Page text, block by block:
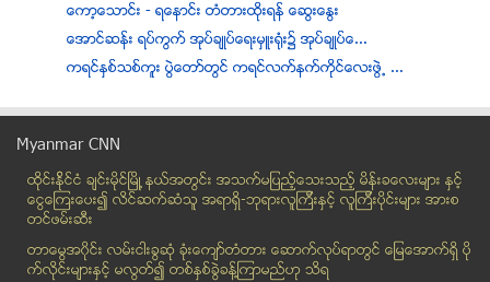
ေကာ့ေသာင္း - ရေနာင္း တံတားထိုးရန္ ေဆြးေႏြး
ေအာင္ဆန္း ရပ္ကြက္ အုပ္ခ်ဳပ္ေရးမွဴး႐ုံး၌ အုပ္ခ်ဳပ္ေ...
ကရင္ႏွစ္သစ္ကူး ပြဲေတာ္တြင္ ကရင္လက္နက္ကိုင္ေလးဖြဲ႕ ...
ျမန္မာမွ ခိုး၀င္သူ ၁၉ ဦး ဘဂၤလာေဒခ်္႕ကေန ျပန္ပို႕
အိပ္ေမာက်ခ်ိန္မွာ ေဟာက္တာဟာ က်န္းမာေရးအတြက္ မေကာင္းပါ
ေကတုမတီ ၿမိဳ႕တည္နန္းတည္ ၅၀၃ ႏွစ္ျပည့္ပြဲ က်င္းပ
လာမည့္ႏွစ္ ရန္ပုံေငြ စီမံခ်က္အတြက္ ယူ႐ိုသိန္း ၁၈၀ ...
မစ္ဆူဘီရွီ ဥကၠ႒ႏွင့္ ဂ်ပန္လုပ္ငန္းရွင္ ၆၀ ခန္႔ ျမန...
Myanmar CNN
ထိုင္းနို္င္ငံ ခ်င္းမိုင္ျမိဳ ့နယ္အတြင္း အသက္မျပည့္ေသးသည့္ မိန္းခေလးမ်ား နွင့္
ေငြေၾကးေပး၍ လိင္ဆက္ဆံသူ အရာရွိ-ဘုရားလူၾကီးနွင့္ လူၾကီးပိုင္းမ်ား အားစ
တင္ဖမ္းဆီး
တာေမြအ၀ိုင္း လမ္းငါးခြဆံု ခံုးေက်ာ္တံတား ေဆာက္လုပ္ရာတြင္ ေျမေအာက္ရွိ ပို
က္လိုင္းမ်ားႏွင့္ မလြတ္၍ တစ္ႏွစ္ခြဲခန္႔ၾကာမည္ဟု သိရ